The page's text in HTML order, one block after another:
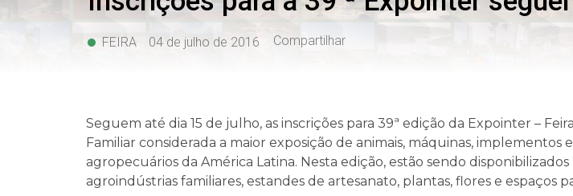
FEIRA 04 de julho de 2016 Compartilhar
Seguem até dia 15 de julho, as inscrições para 39ª edição da Expointer –
Familiar considerada a maior exposição de animais, máquinas, implementos
agropecuários da América Latina. Nesta edição, estão sendo disponibilizados
agroindústrias familiares, estandes de artesanato, plantas, flores e espaços